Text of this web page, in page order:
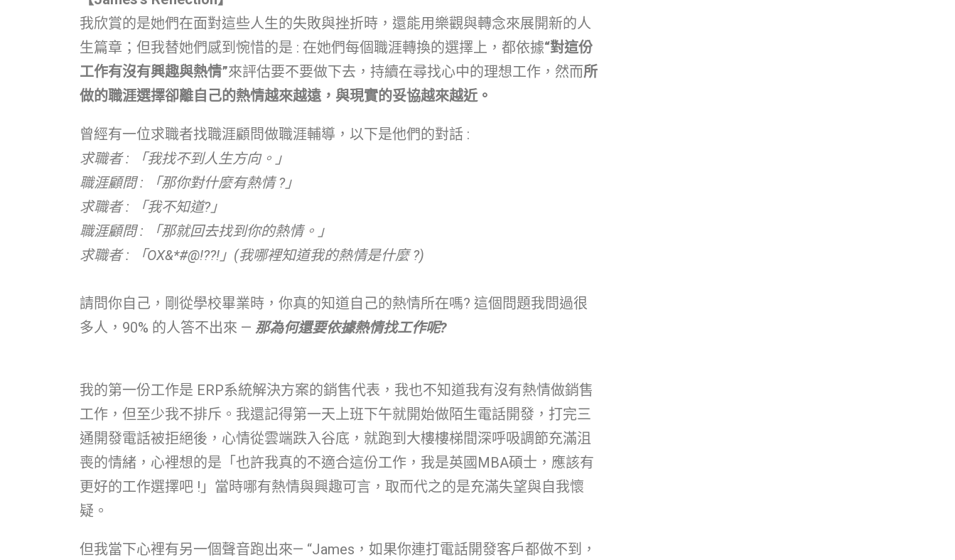
我欣賞的是她們在面對這些人生的失敗與挫折時，還能用樂觀與轉念來展開新的人
生篇章；但我替她們感到惋惜的是 : 在她們每個職涯轉換的選擇上，都依據“對這份
工作有沒有興趣與熱情”來評估要不要做下去，持續在尋找心中的理想工作，然而所
做的職涯選擇卻離自己的熱情越來越遠，與現實的妥協越來越近。
曾經有一位求職者找職涯顧問做職涯輔導，以下是他們的對話 :
求職者 : 「我找不到人生方向。」
職涯顧問 : 「那你對什麼有熱情 ?」
求職者 : 「我不知道?」
職涯顧問 : 「那就回去找到你的熱情。」
求職者 : 「OX&*#@!??!」(我哪裡知道我的熱情是什麼 ?)
請問你自己，剛從學校畢業時，你真的知道自己的熱情所在嗎? 這個問題我問過很
多人，90% 的人答不出來 — 那為何還要依據熱情找工作呢?
我的第一份工作是 ERP系統解決方案的銷售代表，我也不知道我有沒有熱情做銷售
工作，但至少我不排斥。我還記得第一天上班下午就開始做陌生電話開發，打完三
通開發電話被拒絕後，心情從雲端跌入谷底，就跑到大樓樓梯間深呼吸調節充滿沮
喪的情緒，心裡想的是「也許我真的不適合這份工作，我是英國MBA碩士，應該有
更好的工作選擇吧 !」當時哪有熱情與興趣可言，取而代之的是充滿失望與自我懷
疑。
但我當下心裡有另一個聲音跑出來— “James，如果你連打電話開發客戶都做不到，